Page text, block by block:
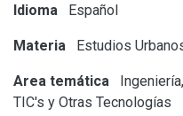
Idioma Español
Materia Estudios
Area temática
TIC's y Otras Tecnologías